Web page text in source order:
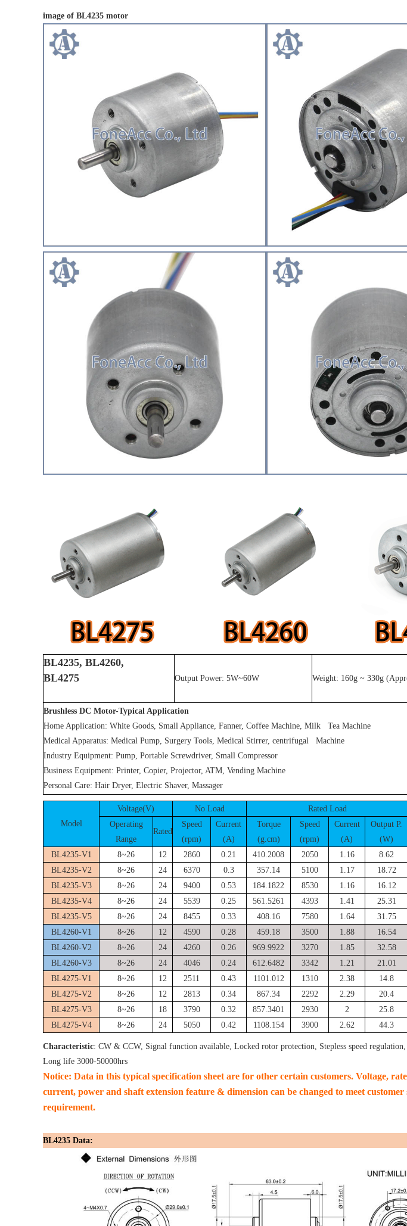
image of BL4235 motor
BL4235, BL4260,
BL4275
Output Power: 5W~60W Weight: 160g ~ 330g
Brushless DC Motor-Typical Application
Home Application: White Goods, Small Appliance, Fanner, Coffee Machine, Milk Tea Machine
Medical Apparatus: Medical Pump, Surgery Tools, Medical Stirrer, centrifugal Machine
Industry Equipment: Pump, Portable Screwdriver, Small Compressor
Business Equipment: Printer, Copier, Projector, ATM, Vending Machine
Personal Care: Hair Dryer, Electric Shaver, Massager
Model
Voltage(V) No Load Rated Load
Operating
Range
Rated
Speed
(rpm)
Current
(A)
Torque
(g.cm)
Speed
(rpm)
Current
(A)
Output P.
(W)
BL4235-V1
8~26 12 2860 0.21 410.2008 2050 1.16 8.62
BL4235-V2
8~26 24 6370 0.3 357.14 5100 1.17 18.72
BL4235-V3
8~26 24 9400 0.53 184.1822 8530 1.16 16.12
BL4235-V4
8~26 24 5539 0.25 561.5261 4393 1.41 25.31
BL4235-V5
8~26 24 8455 0.33 408.16 7580 1.64 31.75
BL4260-V1
8~26 12 4590 0.28 459.18 3500 1.88 16.54
BL4260-V2
8~26 24 4260 0.26 969.9922 3270 1.85 32.58
BL4260-V3
8~26 24 4046 0.24 612.6482 3342 1.21 21.01
BL4275-V1
8~26 12 2511 0.43 1101.012 1310 2.38 14.8
BL4275-V2
8~26 12 2813 0.34 867.34 2292 2.29 20.4
BL4275-V3
8~26 18 3790 0.32 857.3401 2930 2 25.8
BL4275-V4
8~26 24 5050 0.42 1108.154 3900 2.62 44.3
Characteristic: CW & CCW, Signal function available, Locked rotor protection, Stepless speed
Long life 3000-50000hrs
Notice: Data in this typical specification sheet are for other certain customers. Voltage,
current, power and shaft extension feature & dimension can be changed to meet customer
requirement.
BL4235 Data: